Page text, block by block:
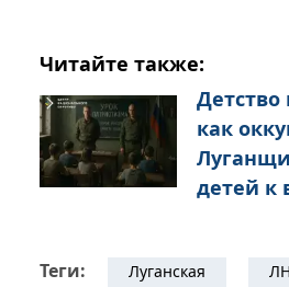
Читайте также:
как
детей к
Теги: Луганская